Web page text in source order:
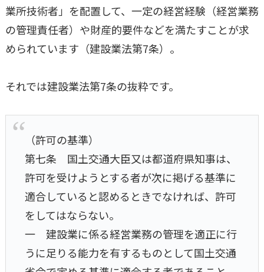
業所技術者」を配置して、一定の経営経験（経営業務
の管理責任者）や財産的要件などを満たすことが求
められています（建設業法第7条）。
それでは建設業法第7条の抜粋です。
（許可の基準）
第七条 国土交通大臣又は都道府県知事は、
許可を受けようとする者が次に掲げる基準に
適合していると認めるときでなければ、許可
をしてはならない。
一 建設業に係る経営業務の管理を適正に行
うに足りる能力を有するものとして国土交通